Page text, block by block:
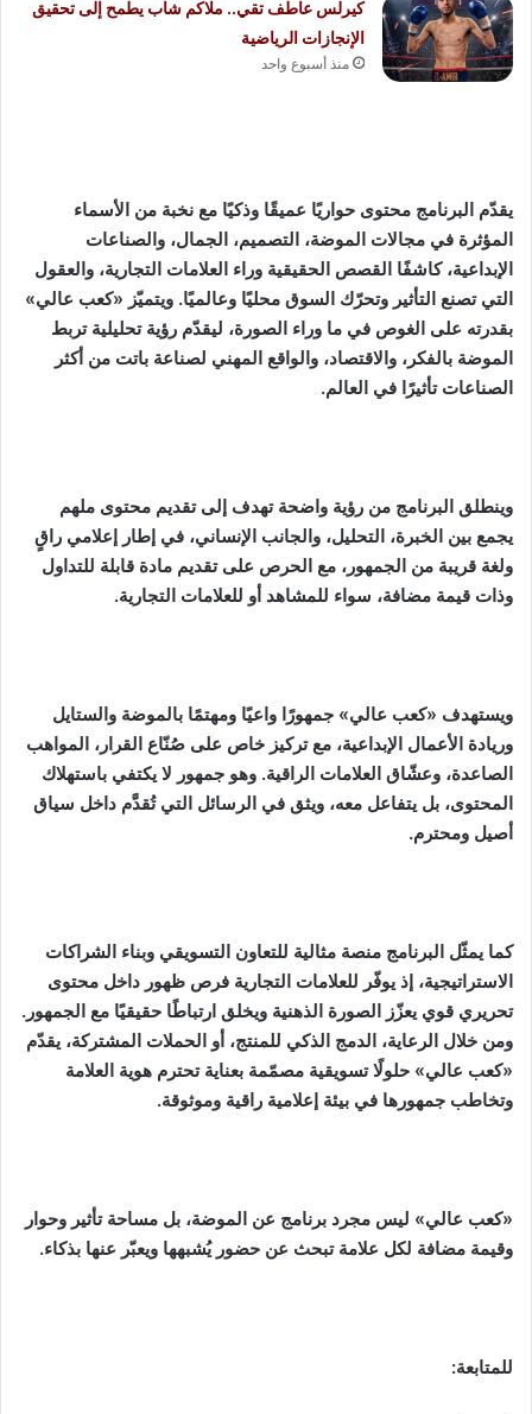
كيرلس عاطف تقي.. ملاكم شاب يطمح إلى تحقيق
الإنجازات الرياضية
منذ أسبوع واحد
يقدّم البرنامج محتوى حواريًا عميقًا وذكيًا مع نخبة من الأسماء
المؤثرة في مجالات الموضة، التصميم، الجمال، والصناعات
الإبداعية، كاشفًا القصص الحقيقية وراء العلامات التجارية، والعقول
التي تصنع التأثير وتحرّك السوق محليًا وعالميًا. ويتميّز «كعب عالي»
بقدرته على الغوص في ما وراء الصورة، ليقدّم رؤية تحليلية تربط
الموضة بالفكر، والاقتصاد، والواقع المهني لصناعة باتت من أكثر
الصناعات تأثيرًا في العالم.
وينطلق البرنامج من رؤية واضحة تهدف إلى تقديم محتوى ملهم
يجمع بين الخبرة، التحليل، والجانب الإنساني، في إطار إعلامي راقٍ
ولغة قريبة من الجمهور، مع الحرص على تقديم مادة قابلة للتداول
وذات قيمة مضافة، سواء للمشاهد أو للعلامات التجارية.
ويستهدف «كعب عالي» جمهورًا واعيًا ومهتمًا بالموضة والستايل
وريادة الأعمال الإبداعية، مع تركيز خاص على صُنّاع القرار، المواهب
الصاعدة، وعشّاق العلامات الراقية. وهو جمهور لا يكتفي باستهلاك
المحتوى، بل يتفاعل معه، ويثق في الرسائل التي تُقدَّم داخل سياق
أصيل ومحترم.
كما يمثّل البرنامج منصة مثالية للتعاون التسويقي وبناء الشراكات
الاستراتيجية، إذ يوفّر للعلامات التجارية فرص ظهور داخل محتوى
تحريري قوي يعزّز الصورة الذهنية ويخلق ارتباطًا حقيقيًا مع الجمهور.
ومن خلال الرعاية، الدمج الذكي للمنتج، أو الحملات المشتركة، يقدّم
«كعب عالي» حلولًا تسويقية مصمّمة بعناية تحترم هوية العلامة
وتخاطب جمهورها في بيئة إعلامية راقية وموثوقة.
«كعب عالي» ليس مجرد برنامج عن الموضة، بل مساحة تأثير وحوار
وقيمة مضافة لكل علامة تبحث عن حضور يُشبهها ويعبّر عنها بذكاء.
للمتابعة: